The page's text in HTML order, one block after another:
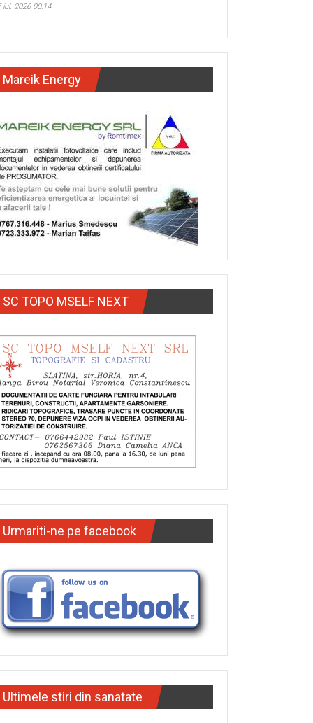
iul. 2026 00:14
Mareik Energy
SC TOPO MSELF NEXT
Urmariti-ne pe facebook
Ultimele stiri din sanatate